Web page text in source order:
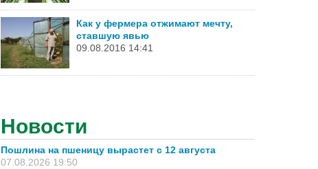
Как у фермера отжимают мечту,
ставшую явью
09.08.2016 14:41
Новости
Пошлина на пшеницу вырастет с 12 августа
07.08.2026 19:50